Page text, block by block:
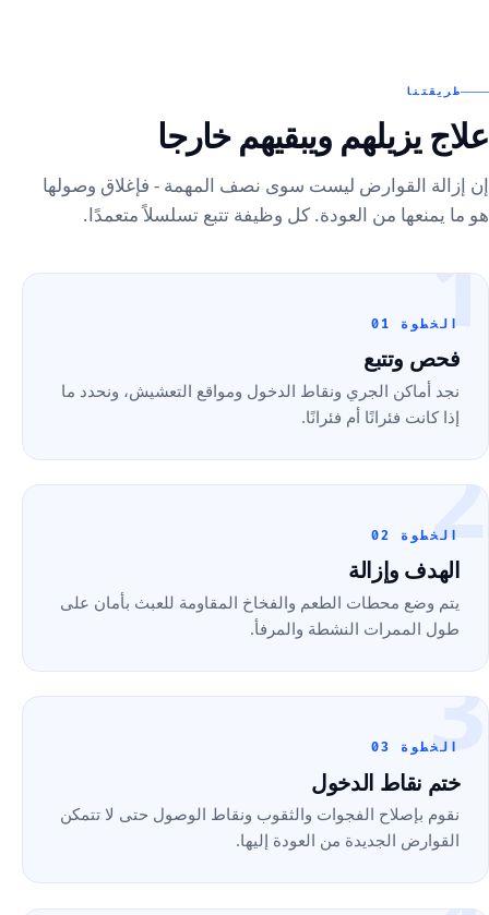
طريقتنا
علاج يزيلهم ويبقيهم خارجا
إن إزالة القوارض ليست سوى نصف المهمة - فإغلاق وصولها
هو ما يمنعها من العودة. كل وظيفة تتبع تسلسلاً متعمدًا.
1الخطوة 01
فحص وتتبع
نجد أماكن الجري ونقاط الدخول ومواقع التعشيش، ونحدد ما
إذا كانت فئرانًا أم فئرانًا.
2الخطوة 02
الهدف وإزالة
يتم وضع محطات الطعم والفخاخ المقاومة للعبث بأمان على
طول الممرات النشطة والمرفأ.
3الخطوة 03
ختم نقاط الدخول
نقوم بإصلاح الفجوات والثقوب ونقاط الوصول حتى لا تتمكن
القوارض الجديدة من العودة إليها.